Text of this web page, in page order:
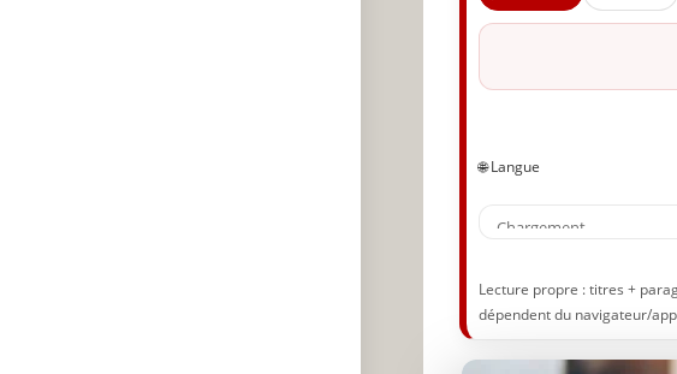
Sachez faire
Valorisez les
Partager l'amour
🌐 Langue
Lecture propre : titres +
dépendent du navigateur/